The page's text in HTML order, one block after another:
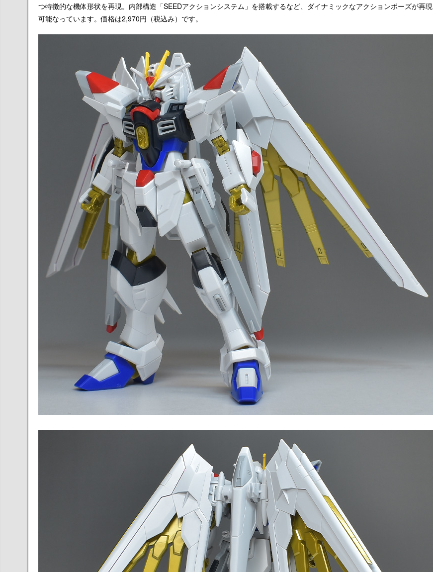
つ特徴的な機体形状を再現。内部構造「SEEDアクションシステム」を搭載するなど、ダイナミックなアクションポーズが再現
可能なっています。価格は2,970円 （税込み）です。